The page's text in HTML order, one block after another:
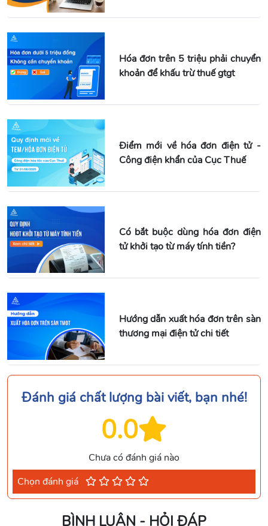
Hóa đơn trên 5 triệu phải chuyển
khoản để khấu trừ thuế gtgt
Điểm mới về hóa đơn điện tử -
Công điện khẩn của Cục Thuế
Có bắt buộc dùng hóa đơn điện
tử khởi tạo từ máy tính tiền?
Hướng dẫn xuất hóa đơn trên sàn
thương mại điện tử chi tiết
Đánh giá chất lượng bài viết, bạn nhé!
0.0
Chưa có đánh giá nào
Chọn đánh giá
BÌNH LUẬN - HỎI ĐÁP